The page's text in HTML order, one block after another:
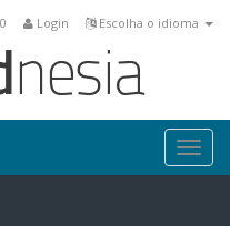
Escolha o idioma
Login
0